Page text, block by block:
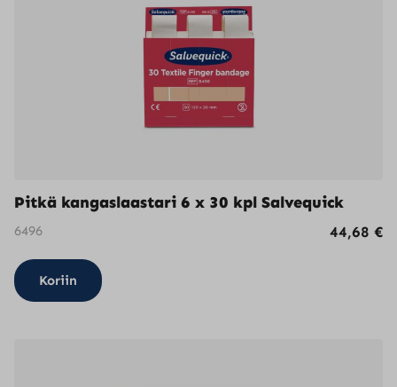
Pitkä kangaslaastari 6 x 30 kpl Salvequick
6496 44,68 €
Koriin